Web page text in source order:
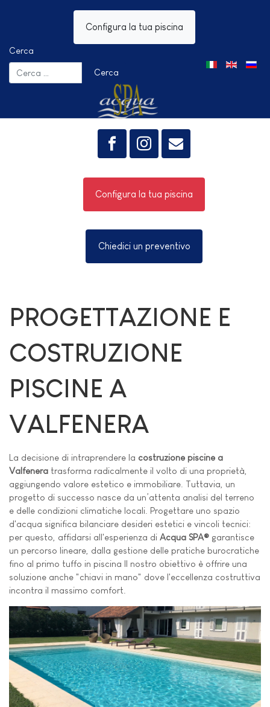
Configura la tua piscina
Cerca
Cerca
Seleziona la tua
Configura la tua piscina
Chiedici un preventivo
PROGETTAZIONE E
COSTRUZIONE
PISCINE A
VALFENERA
La decisione di intraprendere la costruzione piscine a
Valfenera trasforma radicalmente il volto di una proprietà,
aggiungendo valore estetico e immobiliare. Tuttavia, un
progetto di successo nasce da un’attenta analisi del terreno
e delle condizioni climatiche locali. Progettare uno spazio
d'acqua significa bilanciare desideri estetici e vincoli tecnici:
per questo, affidarsi all'esperienza di Acqua SPA® garantisce
un percorso lineare, dalla gestione delle pratiche burocratiche
fino al primo tuffo in piscina Il nostro obiettivo è offrire una
soluzione anche "chiavi in mano" dove l'eccellenza costruttiva
incontra il massimo comfort.